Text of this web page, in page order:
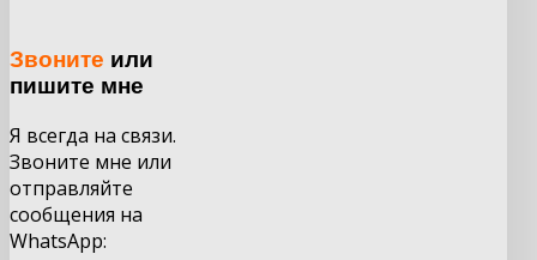
Звоните или
пишите мне
Я всегда на связи.
Звоните мне или
отправляйте
сообщения на
WhatsApp: